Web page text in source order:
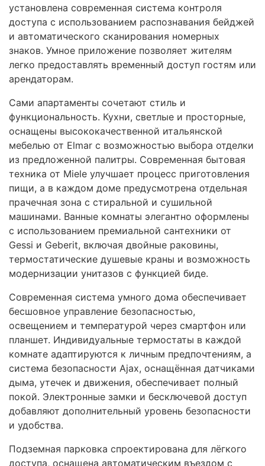
установлена современная система контроля
доступа с использованием распознавания бейджей
и автоматического сканирования номерных
знаков. Умное приложение позволяет жителям
легко предоставлять временный доступ гостям или
арендаторам.
Сами апартаменты сочетают стиль и
функциональность. Кухни, светлые и просторные,
оснащены высококачественной итальянской
мебелью от Elmar с возможностью выбора отделки
из предложенной палитры. Современная бытовая
техника от Miele улучшает процесс приготовления
пищи, а в каждом доме предусмотрена отдельная
прачечная зона с стиральной и сушильной
машинами. Ванные комнаты элегантно оформлены
с использованием премиальной сантехники от
Gessi и Geberit, включая двойные раковины,
термостатические душевые краны и возможность
модернизации унитазов с функцией биде.
Современная система умного дома обеспечивает
бесшовное управление безопасностью,
освещением и температурой через смартфон или
планшет. Индивидуальные термостаты в каждой
комнате адаптируются к личным предпочтениям, а
система безопасности Ajax, оснащённая датчиками
дыма, утечек и движения, обеспечивает полный
покой. Электронные замки и бесключевой доступ
добавляют дополнительный уровень безопасности
и удобства.
Подземная парковка спроектирована для лёгкого
доступа, оснащена автоматическим въездом с